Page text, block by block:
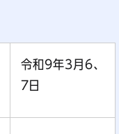
令和9年3月6、
7日